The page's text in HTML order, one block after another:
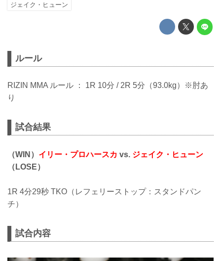
ジェイク・ヒューン
ルール
RIZIN MMA ルール ： 1R 10分 / 2R 5分（93.0kg）※肘あ
り
試合結果
（WIN） イリー・プロハースカ vs. ジェイク・ヒューン
（LOSE）
1R 4分29秒 TKO（レフェリーストップ：スタンドパン
チ）
試合内容